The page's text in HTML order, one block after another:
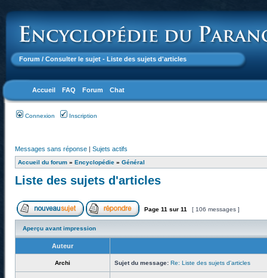
Forum / Consulter le sujet - Liste des sujets d'articles
Accueil FAQ Forum Chat
Connexion Inscription
Messages sans réponse | Sujets actifs
Accueil du forum » Encyclopédie » Général
Liste des sujets d'articles
Page 11 sur 11 [ 106 messages ]
Aperçu avant impression
Auteur
Archi Sujet du message: Re: Liste des sujets d'articles